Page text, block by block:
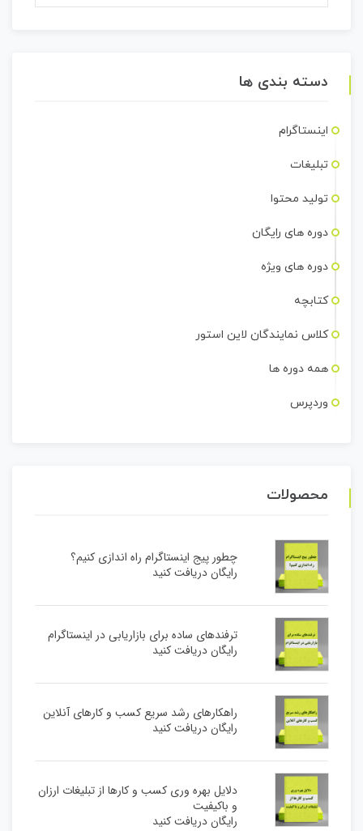
دسته بندی ها
اینستاگرام
تبلیغات
تولید محتوا
دوره های رایگان
دوره های ویژه
کتابچه
کلاس نمایندگان لاین استور
همه دوره ها
وردپرس
محصولات
چطور پیج اینستاگرام راه اندازی کنیم؟
رایگان دریافت کنید
ترفندهای ساده برای بازاریابی در اینستاگرام
رایگان دریافت کنید
راهکارهای رشد سریع کسب و کارهای آنلاین
رایگان دریافت کنید
دلایل بهره وری کسب و کارها از تبلیغات ارزان
و باکیفیت
رایگان دریافت کنید